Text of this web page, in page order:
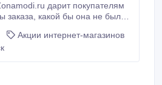
дарит покупателям
она не была!
– это посредник между
Китая! Доставка
Акции интернет-магазинов